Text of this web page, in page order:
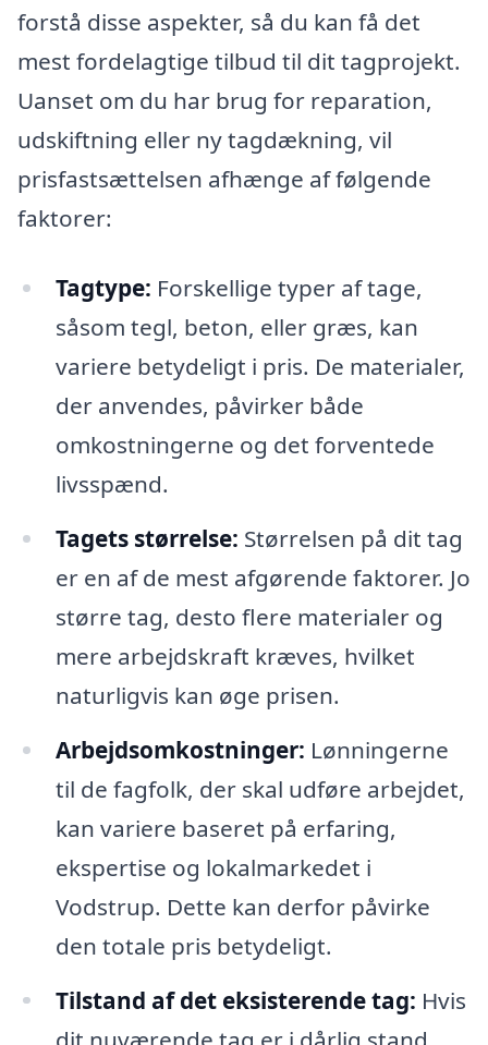
forstå disse aspekter, så du kan få det
mest fordelagtige tilbud til dit tagprojekt.
Uanset om du har brug for reparation,
udskiftning eller ny tagdækning, vil
prisfastsættelsen afhænge af følgende
faktorer:
Tagtype: Forskellige typer af tage,
såsom tegl, beton, eller græs, kan
variere betydeligt i pris. De materialer,
der anvendes, påvirker både
omkostningerne og det forventede
livsspænd.
Tagets størrelse: Størrelsen på dit tag
er en af de mest afgørende faktorer. Jo
større tag, desto flere materialer og
mere arbejdskraft kræves, hvilket
naturligvis kan øge prisen.
Arbejdsomkostninger: Lønningerne
til de fagfolk, der skal udføre arbejdet,
kan variere baseret på erfaring,
ekspertise og lokalmarkedet i
Vodstrup. Dette kan derfor påvirke
den totale pris betydeligt.
Tilstand af det eksisterende tag: Hvis